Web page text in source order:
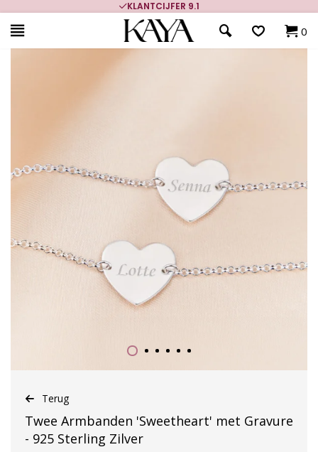
KLANTCIJFER 9.1
0
Terug
Twee Armbanden 'Sweetheart' met Gravure
- 925 Sterling Zilver